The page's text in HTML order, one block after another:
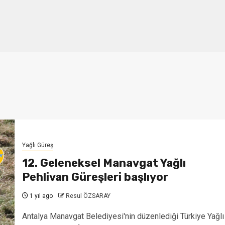
Yağlı Güreş
12. Geleneksel Manavgat Yağlı
Pehlivan Güreşleri başlıyor
1 yıl ago Resul ÖZSARAY
Antalya Manavgat Belediyesi'nin düzenlediği Türkiye Yağlı